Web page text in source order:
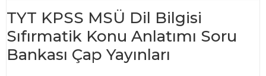
TYT KPSS MSÜ Dil Bilgisi
Sıfırmatik Konu Anlatımı Soru
Bankası Çap Yayınları